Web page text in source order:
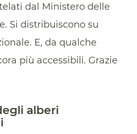
dal Ministero delle
Si distribuiscono su
E, da qualche
più accessibili. Grazie
alberi